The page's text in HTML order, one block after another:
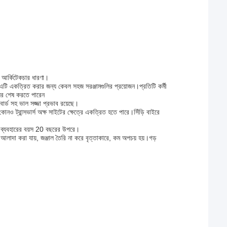
ধারণা।
একত্রিত করার জন্য কেবল সহজ সরঞ্জামগুলির প্রয়োজন।প্রতিটি কর্মী
শেষ করতে পারেন
সহ ভাল সজ্জা প্রভাব রয়েছে।
ট্রান্সভার্স অক্ষ সাইটের ক্ষেত্রে একত্রিত হতে পারে।সিঁড়ি বাইরে
ব্যবহারের বয়স 20 বছরের উপরে।
করা যায়, জঞ্জাল তৈরি না করে বৃত্তাকারে, কম অপচয় হয়।গড়